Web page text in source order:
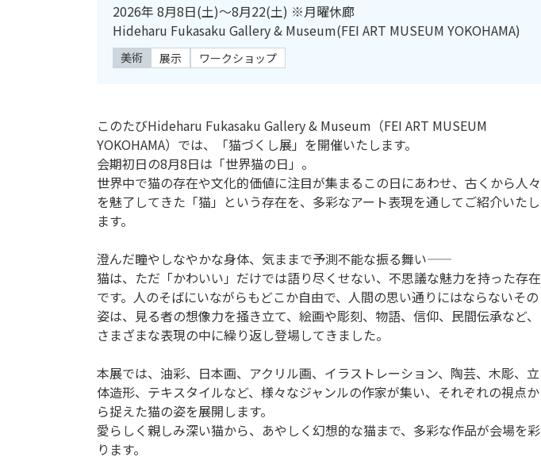
2026年 8月8日(土)～8月22(土) ※月曜休廊
Hideharu Fukasaku Gallery & Museum(FEI ART MUSEUM YOKOHAMA)
美術 展示 ワークショップ
このたびHideharu Fukasaku Gallery & Museum（FEI ART MUSEUM
YOKOHAMA）では、「猫づくし展」を開催いたします。
会期初日の8月8日は「世界猫の日」。
世界中で猫の存在や文化的価値に注目が集まるこの日にあわせ、古くから人々
を魅了してきた「猫」という存在を、多彩なアート表現を通してご紹介いたし
ます。
澄んだ瞳やしなやかな身体、気ままで予測不能な振る舞い――
猫は、ただ「かわいい」だけでは語り尽くせない、不思議な魅力を持った存在
です。人のそばにいながらもどこか自由で、人間の思い通りにはならないその
姿は、見る者の想像力を掻き立て、絵画や彫刻、物語、信仰、民間伝承など、
さまざまな表現の中に繰り返し登場してきました。
本展では、油彩、日本画、アクリル画、イラストレーション、陶芸、木彫、立
体造形、テキスタイルなど、様々なジャンルの作家が集い、それぞれの視点か
ら捉えた猫の姿を展開します。
愛らしく親しみ深い猫から、あやしく幻想的な猫まで、多彩な作品が会場を彩
ります。